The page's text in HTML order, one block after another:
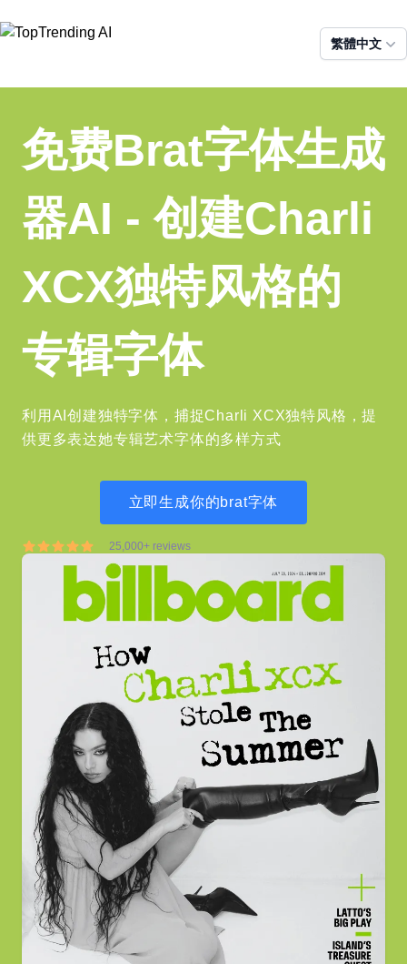
繁體中文
免费Brat字体生成
器AI - 创建Charli
XCX独特风格的
专辑字体
利用AI创建独特字体，捕捉Charli XCX独特风格，提
供更多表达她专辑艺术字体的多样方式
立即生成你的brat字体
25,000+ reviews